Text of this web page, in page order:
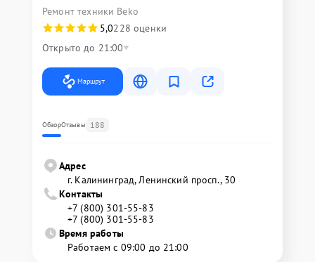
Ремонт техники Beko
5,0228 оценки
Открыто до 21:00
Маршрут
ОбзорОтзывы 188
Адрес
г. Калининград, Ленинский просп., 30
Контакты
+7 (800) 301-55-83
+7 (800) 301-55-83
Время работы
Работаем с 09:00 до 21:00